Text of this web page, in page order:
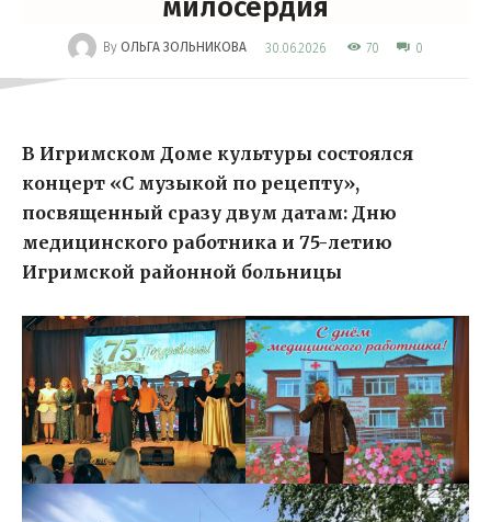
милосердия
By ОЛЬГА ЗОЛЬНИКОВА 30.06.2026 70 0
В Игримском Доме культуры состоялся
концерт «С музыкой по рецепту»,
посвященный сразу двум датам: Дню
медицинского работника и 75-летию
Игримской районной больницы